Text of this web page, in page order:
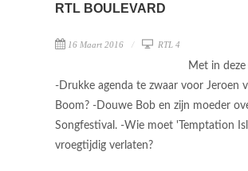
RTL BOULEVARD
16 Maart 2016 RTL 4
Met in
-Drukke agenda te zwaar voor Jeroen
Boom? -Douwe Bob en zijn moeder
Songfestival. -Wie moet 'Temptation
vroegtijdig verlaten?